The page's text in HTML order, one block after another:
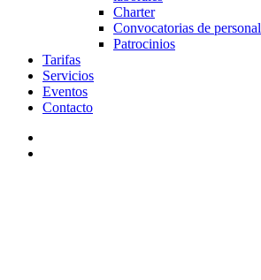
Charter
Convocatorias de personal
Patrocinios
Tarifas
Servicios
Eventos
Contacto